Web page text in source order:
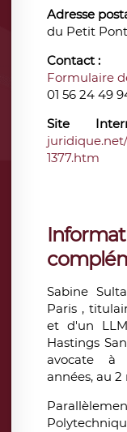
Adresse
du Petit
Contact :
Formulaire
01 56 24 49
Site
1377.htm
Sabine
Paris ,
et d'un
Hastings
avocate
années, au